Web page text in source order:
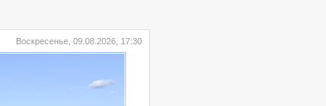
Воскресенье, 09.08.2026, 17:30